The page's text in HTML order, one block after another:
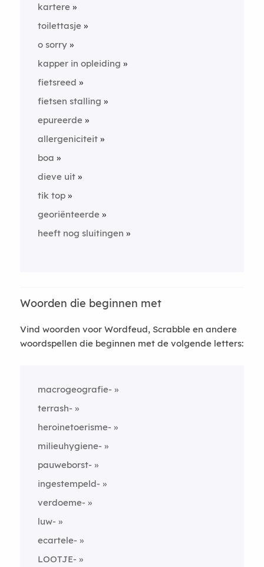
kartere
toilettasje
o sorry
kapper in opleiding
fietsreed
fietsen stalling
epureerde
allergeniciteit
boa
dieve uit
tik top
georiënteerde
heeft nog sluitingen
Woorden die beginnen met
Vind woorden voor Wordfeud, Scrabble en andere
woordspellen die beginnen met de volgende letters:
macrogeografie-
terrash-
heroinetoerisme-
milieuhygiene-
pauweborst-
ingestempeld-
verdoeme-
luw-
ecartele-
LOOTJE-